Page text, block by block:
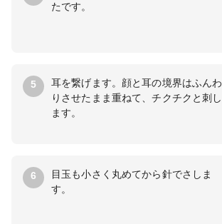
たです。
5
耳を繋げます。顔と耳の境界はふんわ
りさせたまま重ねて、チクチクと刺し
ます。
6
目玉も小さく丸めてから針でさしま
す。